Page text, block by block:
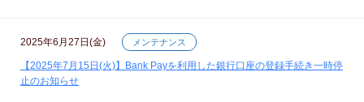
2025年6月27日(金) メンテナンス
【2025年7月15日(火)】Bank Payを利用した銀行口座の登録手続き一時停
止のお知らせ